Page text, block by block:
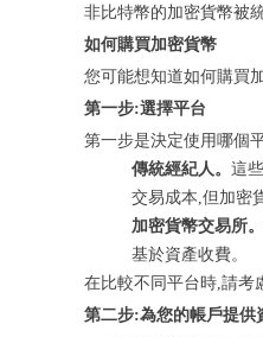
非比特幣的加密貨幣被
如何購買加密貨幣
您可能想知道如何購買
第一步:選擇平台
第一步是決定使用哪個
傳統經紀人。 這
交易成本,但加密
加密貨幣交易所。
基於資產收費。
在比較不同平台時,請考
第二步:為您的帳戶提供